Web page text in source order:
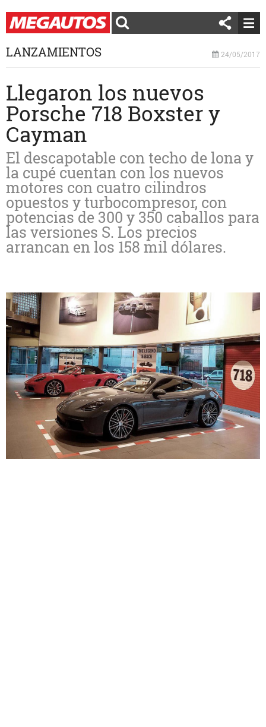
LANZAMIENTOS 24/05/2017
Llegaron los nuevos
Porsche 718 Boxster y
Cayman
El descapotable con techo de lona y
la cupé cuentan con los nuevos
motores con cuatro cilindros
opuestos y turbocompresor, con
potencias de 300 y 350 caballos para
las versiones S. Los precios
arrancan en los 158 mil dólares.